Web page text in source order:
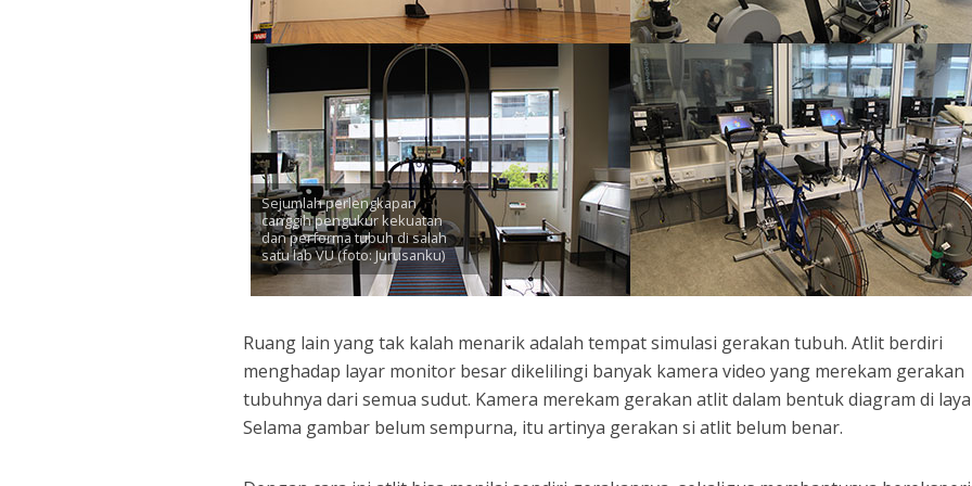
Sejumlah perlengkapan
canggih pengukur kekuatan
dan performa tubuh di salah
satu lab VU (foto: Jurusanku)
Ruang lain yang tak kalah menarik adalah tempat simulasi gerakan tubuh. Atlit berdiri
menghadap layar monitor besar dikelilingi banyak kamera video yang merekam gerakan
tubuhnya dari semua sudut. Kamera merekam gerakan atlit dalam bentuk diagram di
Selama gambar belum sempurna, itu artinya gerakan si atlit belum benar.